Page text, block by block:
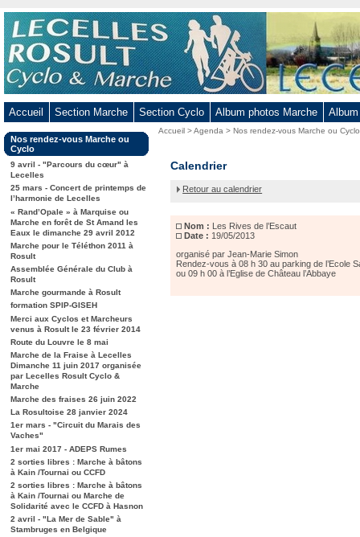
Aller
au
contenu
-
Aller
menu
principal
-
Aller
la
recherche
Accueil Section Marche Section Cyclo Album photos Marche
Dans
la
rubrique
:
Nos rendez-vous Marche ou
Cyclo
9 avril - "Parcours du cœur" à
Lecelles
25 mars - Concert de printemps de
l’harmonie de Lecelles
« Rand’Opale » à Marquise ou
Marche en forêt de St Amand les
Eaux le dimanche 29 avril 2012
Marche pour le Téléthon 2011 à
Rosult
Assemblée Générale du Club à
Rosult
Marche gourmande à Rosult
formation SPIP-GISEH
Merci aux Cyclos et Marcheurs
venus à Rosult le 23 février 2014
Route du Louvre le 8 mai
Marche de la Fraise à Lecelles
Dimanche 11 juin 2017 organisée
par Lecelles Rosult Cyclo &
Marche
Marche des fraises 26 juin 2022
La Rosultoise 28 janvier 2024
1er mars - "Circuit du Marais des
Vaches"
1er mai 2017 - ADEPS Rumes
2 sorties libres : Marche à bâtons
à Kain /Tournai ou CCFD
2 sorties libres : Marche à bâtons
à Kain /Tournai ou Marche de
Solidarité avec le CCFD à Hasnon
2 avril - "La Mer de Sable" à
Stambruges en Belgique
Vous
Accueil >Agenda>Nos rendez-vous Marche ou Cyclo
Les
de
Calendrier
Retour au calendrier
Nom : Les Rives de l’Escaut
Date : 19/05/2013
organisé par Jean-Marie Simon
Rendez-vous à 08 h 30 au parking de l’Ecole
ou 09 h 00 à l’Eglise de Château l’Abbaye